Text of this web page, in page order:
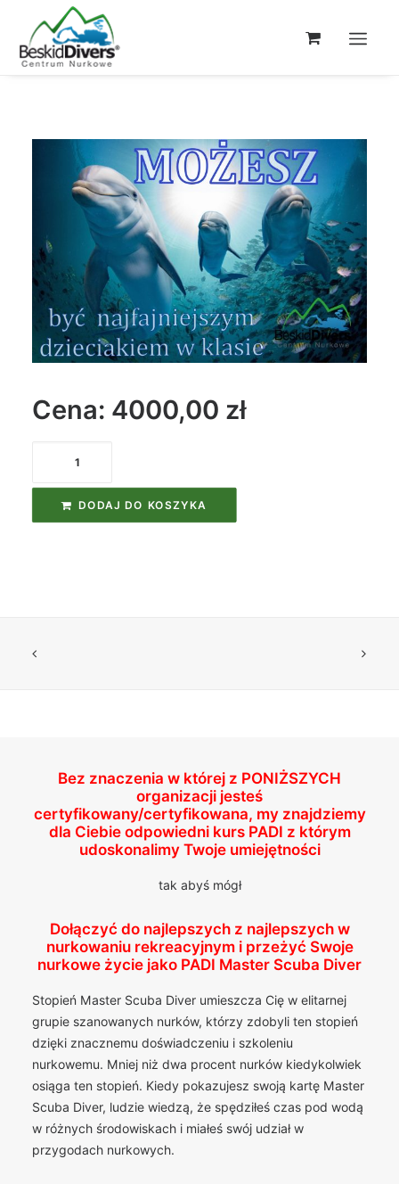
Cena: 4000,00 zł
Nurkowy
DODAJ DO KOSZYKA
Bez znaczenia w której z PONIŻSZYCH
organizacji jesteś
certyfikowany/certyfikowana, my znajdziemy
dla Ciebie odpowiedni kurs PADI z którym
udoskonalimy Twoje umiejętności
tak abyś mógł
Dołączyć do najlepszych z najlepszych w
nurkowaniu rekreacyjnym i przeżyć Swoje
nurkowe życie jako PADI Master Scuba Diver
Stopień Master Scuba Diver umieszcza Cię w elitarnej
grupie szanowanych nurków, którzy zdobyli ten stopień
dzięki znacznemu doświadczeniu i szkoleniu
nurkowemu. Mniej niż dwa procent nurków kiedykolwiek
osiąga ten stopień. Kiedy pokazujesz swoją kartę Master
Scuba Diver, ludzie wiedzą, że spędziłeś czas pod wodą
w różnych środowiskach i miałeś swój udział w
przygodach nurkowych.